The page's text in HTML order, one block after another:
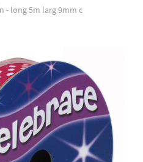
- long 5m larg 9mm c